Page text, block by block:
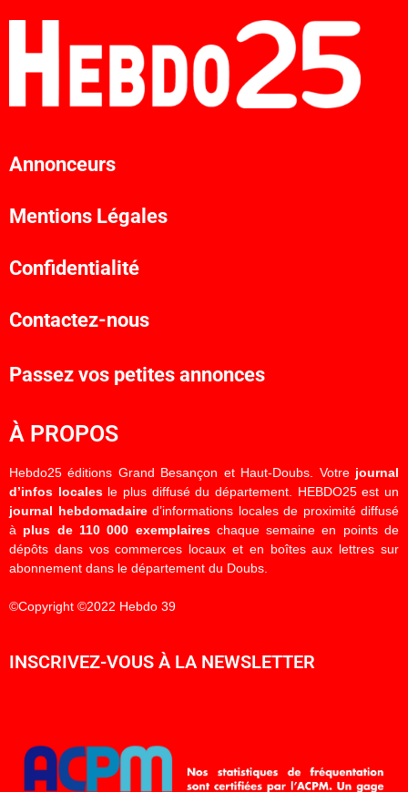
Annonceurs
Mentions Légales
Confidentialité
Contactez-nous
Passez vos petites annonces
À PROPOS
Hebdo25 éditions Grand Besançon et Haut-Doubs. Votre journal
d’infos localesle plus diffusé du département. HEBDO25 est un
journal hebdomadaired’informations locales de proximité diffusé
à plus de 110 000 exemplaireschaque semaine en points de
dépôts dans vos commerces locaux et en boîtes aux lettres sur
abonnement dans le département du Doubs.
©Copyright ©2022 Hebdo 39
INSCRIVEZ-VOUS À LA NEWSLETTER